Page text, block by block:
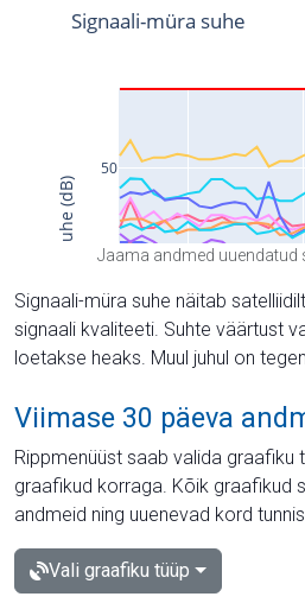
Jaama andmed uuendatud
Signaali-müra suhe näitab
signaali kvaliteeti. Suhte väärtust
loetakse heaks. Muul juhul on
Viimase 30 päeva
Rippmenüüst saab valida graafiku
graafikud korraga. Kõik graafikud
andmeid ning uuenevad kord tunnis.
Vali graafiku tüüp